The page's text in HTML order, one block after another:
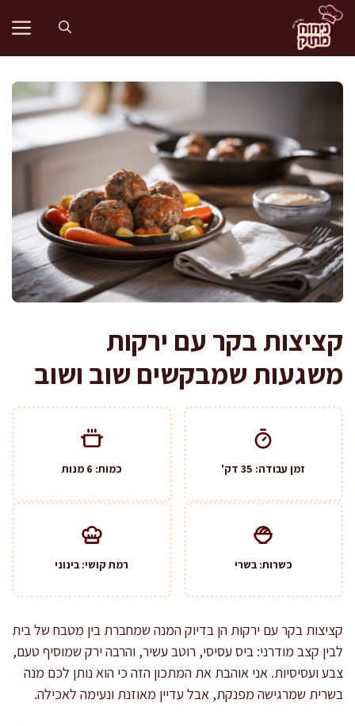
לדלג
לתוכן
קציצות בקר עם ירקות
משגעות שמבקשים שוב ושוב
זמן עבודה: 35 דק' כמות: 6 מנות
כשרות: בשרי רמת קושי: בינוני
קציצות בקר עם ירקות הן בדיוק המנה שמחברת בין מטבח של בית
לבין קצב מודרני: ביס עסיסי, רוטב עשיר, והרבה ירק שמוסיף טעם,
צבע ועסיסיות. אני אוהבת את המתכון הזה כי הוא נותן לכם מנה
בשרית שמרגישה מפנקת, אבל עדיין מאוזנת ונעימה לאכילה.